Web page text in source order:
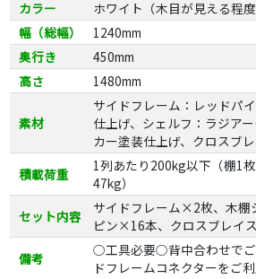
カラー
ホワイト（木目が見える程度
幅（総幅）
1240mm
奥行き
450mm
高さ
1480mm
素材
サイドフレーム：レッドパ
仕上げ、シェルフ：ラジア
カー塗装仕上げ、クロスブ
積載荷重
1列あたり200kg以下（棚1
47kg）
セット内容
サイドフレーム×2枚、木
ピン×16本、クロスブレイ
備考
○工具必要○背中合わせでご
ドフレームコネクターをご